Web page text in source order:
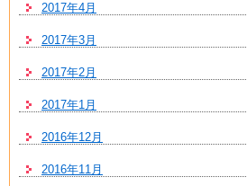
2017年4月
2017年3月
2017年2月
2017年1月
2016年12月
2016年11月